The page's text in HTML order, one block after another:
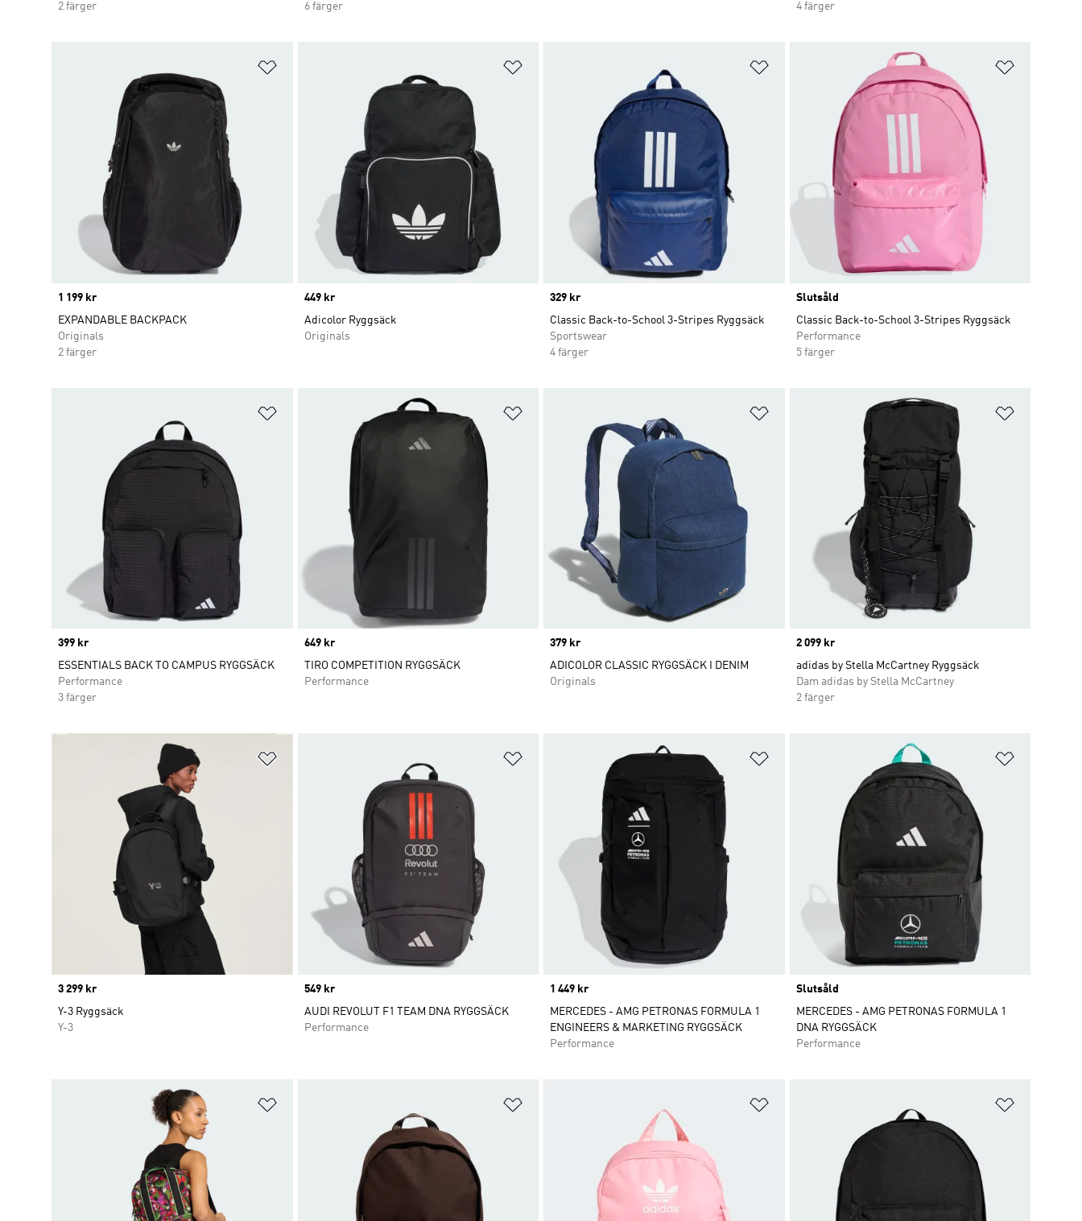
2 färger
6 färger
4 färger
Price
1 199 kr
EXPANDABLE BACKPACK
Originals
2 färger
Price
449 kr
Adicolor Ryggsäck
Originals
Lägg till på önskelistan
Price
329 kr
Classic Back-to-School 3-Stripes Ryggsäck
Sportswear
4 färger
Slutsåld
Classic Back-to-School 3-Stripes Ryggsäck
Performance
5 färger
Lägg till på önskelistan
Price
399 kr
ESSENTIALS BACK TO CAMPUS RYGGSÄCK
Performance
3 färger
Price
649 kr
TIRO COMPETITION RYGGSÄCK
Performance
Lägg till på önskelistan
Price
379 kr
ADICOLOR CLASSIC RYGGSÄCK I DENIM
Originals
Price
2 099 kr
adidas by Stella McCartney Ryggsäck
Dam adidas by Stella McCartney
2 färger
Price
3 299 kr
Y-3 Ryggsäck
Y-3
Lägg till på önskelistan
Price
549 kr
AUDI REVOLUT F1 TEAM DNA RYGGSÄCK
Performance
Lägg till på önskelistan
Price
1 449 kr
MERCEDES - AMG PETRONAS FORMULA 1
ENGINEERS & MARKETING RYGGSÄCK
Performance
Slutsåld
MERCEDES - AMG PETRONAS FORMULA 1
DNA RYGGSÄCK
Performance